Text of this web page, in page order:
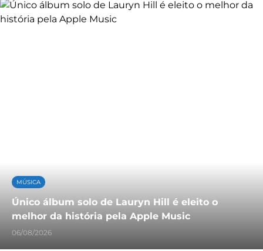
MÚSICA
Único álbum solo de Lauryn Hill é eleito o
melhor da história pela Apple Music
06/08/2026